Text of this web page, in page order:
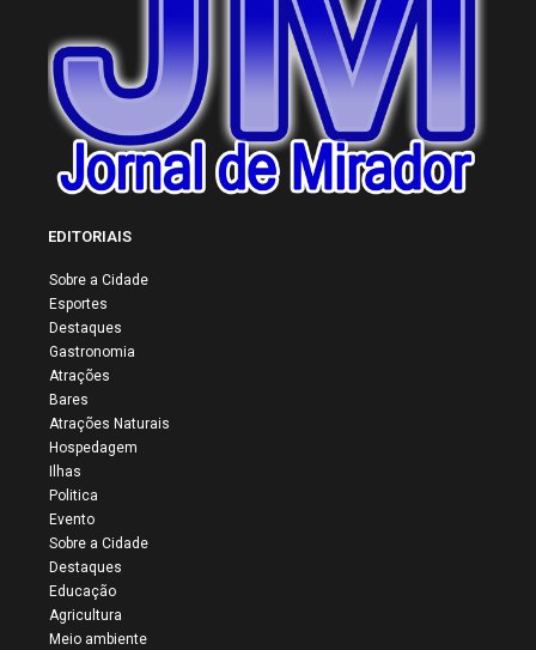
EDITORIAIS
Sobre a Cidade
Esportes
Destaques
Gastronomia
Atrações
Bares
Atrações Naturais
Hospedagem
Ilhas
Politica
Evento
Sobre a Cidade
Destaques
Educação
Agricultura
Meio ambiente